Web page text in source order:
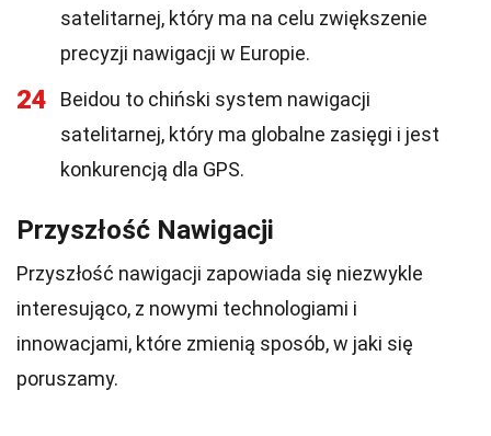
satelitarnej, który ma na celu zwiększenie
precyzji nawigacji w Europie.
24
Beidou to chiński system nawigacji
satelitarnej, który ma globalne zasięgi i jest
konkurencją dla GPS.
Przyszłość Nawigacji
Przyszłość nawigacji zapowiada się niezwykle
interesująco, z nowymi technologiami i
innowacjami, które zmienią sposób, w jaki się
poruszamy.